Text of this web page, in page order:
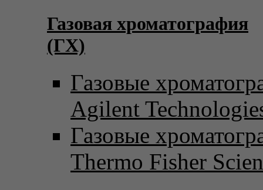
Газовая хроматография
(ГХ)
Газовые
Agilent
Газовые
Thermo Fisher